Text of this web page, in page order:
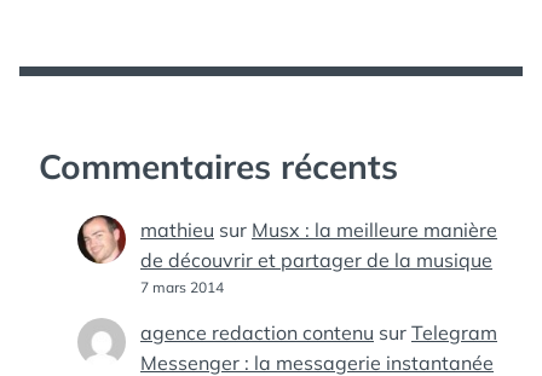
Commentaires récents
mathieu sur Musx : la meilleure manière
de découvrir et partager de la musique
7 mars 2014
agence redaction contenu sur Telegram
Messenger : la messagerie instantanée